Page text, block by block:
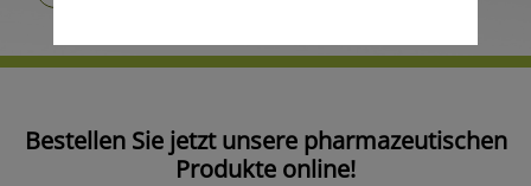
Bestellen Sie jetzt unsere pharmazeutischen
Produkte online!